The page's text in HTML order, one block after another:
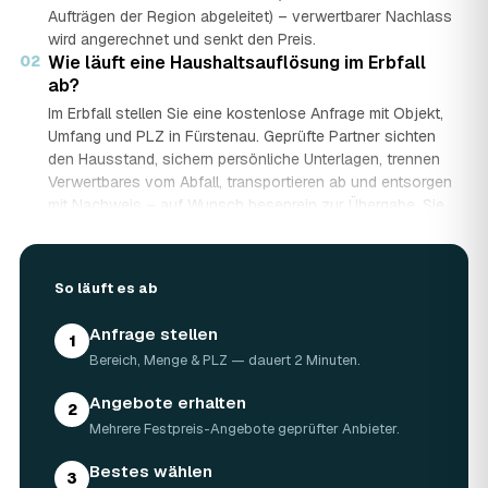
Aufträgen der Region abgeleitet) – verwertbarer Nachlass
wird angerechnet und senkt den Preis.
02 Wie läuft eine Haushaltsauflösung im Erbfall
ab?
Im Erbfall stellen Sie eine kostenlose Anfrage mit Objekt,
Umfang und PLZ in Fürstenau. Geprüfte Partner sichten
den Hausstand, sichern persönliche Unterlagen, trennen
Verwertbares vom Abfall, transportieren ab und entsorgen
mit Nachweis – auf Wunsch besenrein zur Übergabe. Sie
Ruhe, gerade wenn mehrere Erben beteiligt sind.
angerechnet?
Ja. Antiquitäten, Möbel, Schmuck und ganze Sammlungen
aus dem Nachlass werden fachkundig begutachtet und
auf den Preis angerechnet. Bei wertvollem Hausstand
kann die Haushaltsauflösung in Fürstenau dadurch
nahezu kostenneutral werden – in Einzelfällen bis hin zu
Nullkosten.
Wie lange dauert eine Haushaltsauflösung in
So läuft es ab
1 Anfrage stellen
Bereich, Menge & PLZ — dauert 2 Minuten.
2 Angebote erhalten
Mehrere Festpreis-Angebote geprüfter Anbieter.
3 Bestes wählen